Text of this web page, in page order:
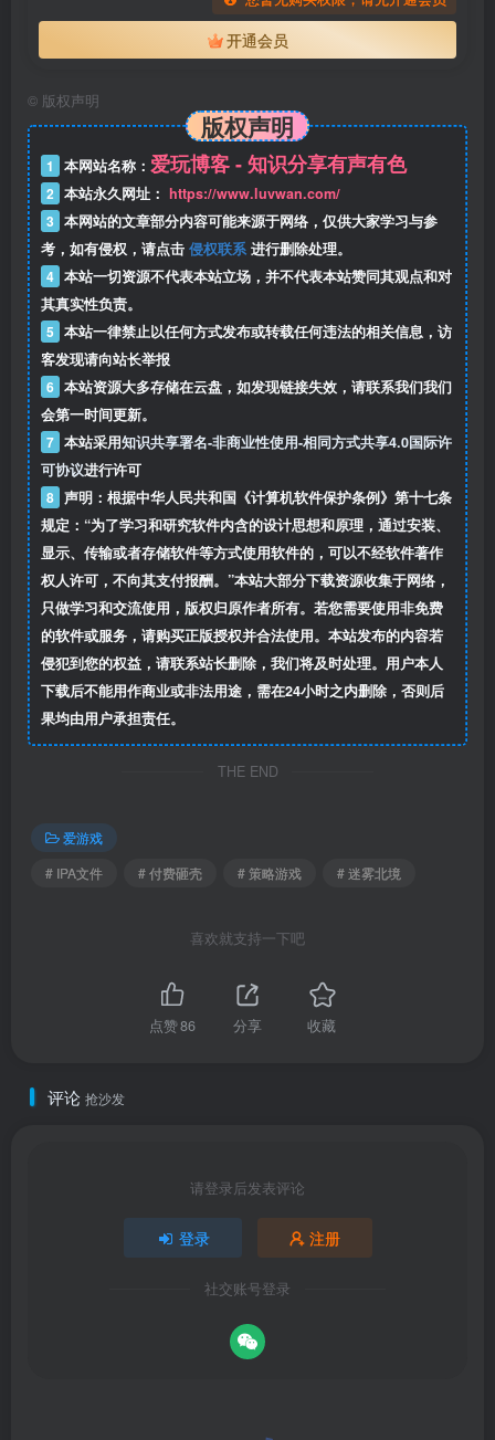
开通会员
© 版权声明
版权声明
1 本网站名称： 爱玩博客 - 知识分享有声有色
2 本站永久网址： https://www.luvwan.com/
3 本网站的文章部分内容可能来源于网络，仅供大家学习与参
考，如有侵权，请点击 侵权联系 进行删除处理。
4 本站一切资源不代表本站立场，并不代表本站赞同其观点和对
其真实性负责。
5 本站一律禁止以任何方式发布或转载任何违法的相关信息，访
客发现请向站长举报
6 本站资源大多存储在云盘，如发现链接失效，请联系我们我们
会第一时间更新。
7 本站采用知识共享署名-非商业性使用-相同方式共享4.0国际许
可协议进行许可
8 声明：根据中华人民共和国《计算机软件保护条例》第十七条
规定：“为了学习和研究软件内含的设计思想和原理，通过安装、
显示、传输或者存储软件等方式使用软件的，可以不经软件著作
权人许可，不向其支付报酬。”本站大部分下载资源收集于网络，
只做学习和交流使用，版权归原作者所有。若您需要使用非免费
的软件或服务，请购买正版授权并合法使用。本站发布的内容若
侵犯到您的权益，请联系站长删除，我们将及时处理。用户本人
下载后不能用作商业或非法用途，需在24小时之内删除，否则后
果均由用户承担责任。
THE END
爱游戏
# IPA文件
# 付费砸壳 # 策略游戏 # 迷雾北境
喜欢就支持一下吧
点赞86 分享 收藏
评论 抢沙发
请登录后发表评论
登录 注册
社交账号登录